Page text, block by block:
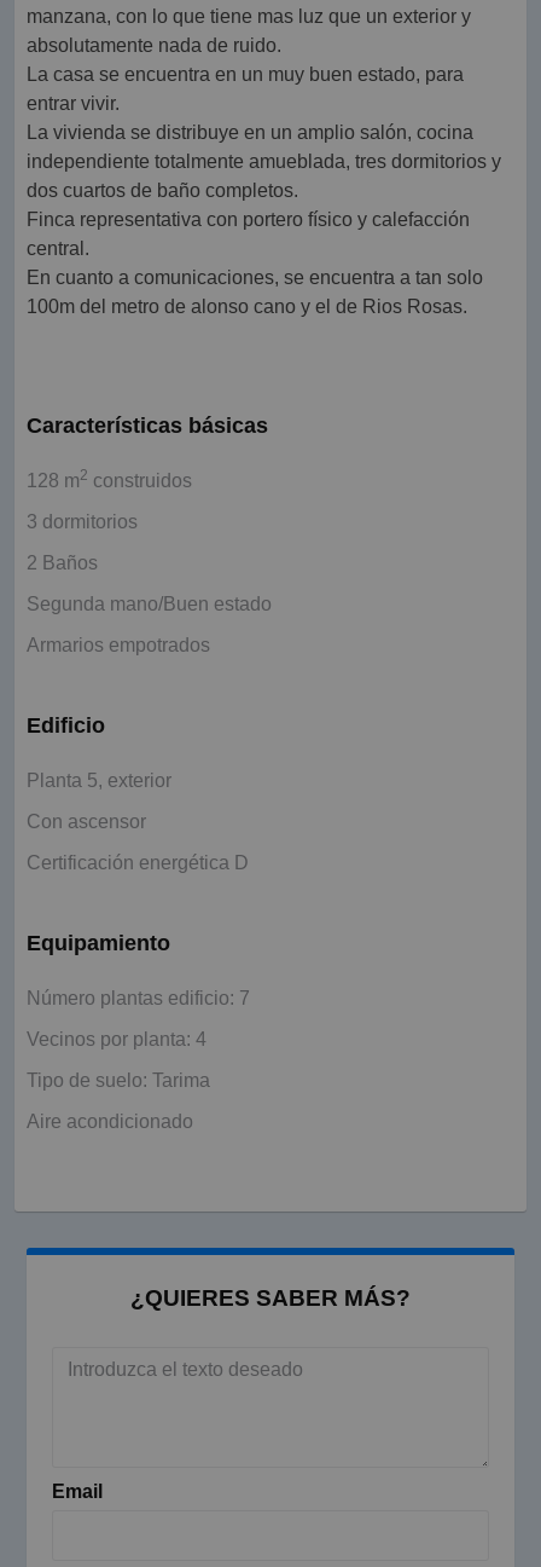
manzana, con lo que tiene mas luz que un exterior y
absolutamente nada de ruido.
La casa se encuentra en un muy buen estado, para
entrar vivir.
La vivienda se distribuye en un amplio salón, cocina
independiente totalmente amueblada, tres dormitorios y
dos cuartos de baño completos.
Finca representativa con portero físico y calefacción
central.
En cuanto a comunicaciones, se encuentra a tan solo
100m del metro de alonso cano y el de Rios Rosas.
Características básicas
128 m2 construidos
3 dormitorios
2 Baños
Segunda mano/Buen estado
Armarios empotrados
Edificio
Planta 5, exterior
Con ascensor
Certificación energética D
Equipamiento
Número plantas edificio: 7
Vecinos por planta: 4
Tipo de suelo: Tarima
Aire acondicionado
¿QUIERES SABER MÁS?
Email